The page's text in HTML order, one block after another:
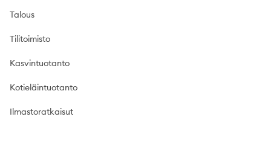
Talous
Tilitoimisto
Kasvintuotanto
Kotieläintuotanto
Ilmastoratkaisut